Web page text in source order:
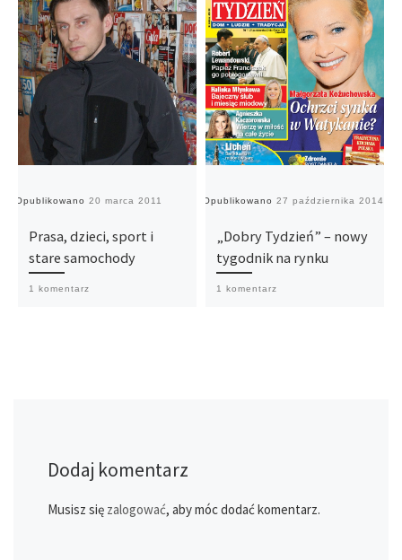
Opublikowano 20 marca 2011
Prasa, dzieci, sport i
stare samochody
1 komentarz
Opublikowano 27 października 2014
„Dobry Tydzień” – nowy
tygodnik na rynku
1 komentarz
Dodaj komentarz
Musisz się zalogować, aby móc dodać komentarz.